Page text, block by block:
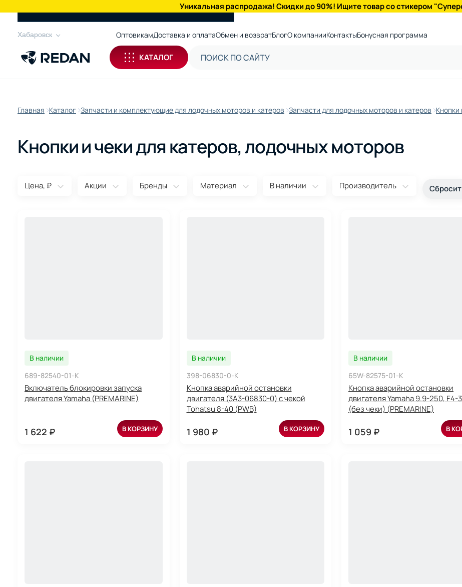
Уникальная распродажа! Скидки до 90%! Ищите товар со стикером
Хабаровск ОптовикамДоставка и оплатаОбмен и возвратБлогО компанииКонтактыБонусная программа
КАТАЛОГ
Главная Каталог Запчасти и комплектующие для лодочных моторов и катеров Запчасти для лодочных моторов и катеров Кнопки
Кнопки и чеки для катеров, лодочных моторов
Цена, ₽ Акции Бренды Материал В наличии Производитель
В наличии
689-82540-01-K
Включатель блокировки запуска
двигателя Yamaha (PREMARINE)
1 622 ₽ В КОРЗИНУ
В наличии
398-06830-0-K
Кнопка аварийной остановки
двигателя (3A3-06830-0) с чекой
Tohatsu 8-40 (PWB)
1 980 ₽ В КОРЗИНУ
В наличии
65W-82575-01-K
Кнопка аварийной остановки
двигателя Yamaha 9.9-250, F4-
(без чеки) (PREMARINE)
1 059 ₽ В